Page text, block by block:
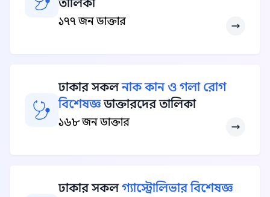
তালিকা
১৭৭ জন ডাক্তার
ঢাকার সকলনাক কান ও গলা রোগ
বিশেষজ্ঞডাক্তারদের তালিকা
১৬৮ জন ডাক্তার
ঢাকার সকলগ্যাস্ট্রোলিভার বিশেষজ্ঞ